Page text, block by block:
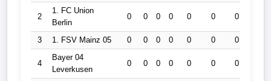
2
1. FC Union
Berlin
0 0 0 0 0 0 0
3 1. FSV Mainz 05 0 0 0 0 0 0 0
4
Bayer 04
Leverkusen
0 0 0 0 0 0 0